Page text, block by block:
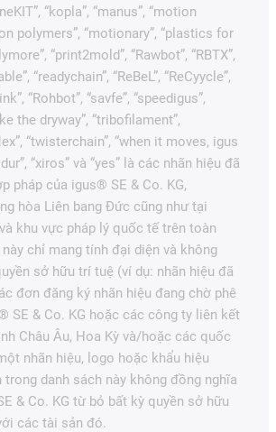
“kopla”, “manus”, “motion
polymers”, “motionary”, “plastics for
“print2mold”, “Rawbot”, “RBTX”,
“readychain”, “ReBeL”, “ReCyycle”,
“Rohbot”, “savfe”, “speedigus”,
the dryway”, “tribofilament”,
“twisterchain”, “when it moves, igus
“xiros” và “yes” là các nhãn hiệu đã
pháp của igus® SE & Co. KG,
hòa Liên bang Đức cũng như tại
khu vực pháp lý quốc tế trên toàn
chỉ mang tính đại diện và không
sở hữu trí tuệ (ví dụ: nhãn hiệu đã
đơn đăng ký nhãn hiệu đang chờ phê
SE & Co. KG hoặc các công ty liên kết
Châu Âu, Hoa Kỳ và/hoặc các quốc
nhãn hiệu, logo hoặc khẩu hiệu
trong danh sách này không đồng nghĩa
& Co. KG từ bỏ bất kỳ quyền sở hữu
các tài sản đó.